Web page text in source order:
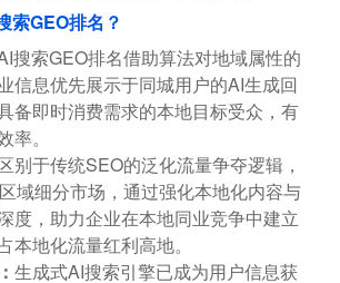
索GEO排名？
搜索GEO排名借助算法对地域属性的
信息优先展示于同城用户的AI生成回
备即时消费需求的本地目标受众，有
。
别于传统SEO的泛化流量争夺逻辑，
域细分市场，通过强化本地化内容与
度，助力企业在本地同业竞争中建立
本地化流量红利高地。
生成式AI搜索引擎已成为用户信息获